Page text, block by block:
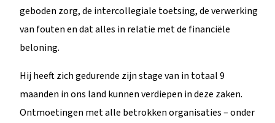
geboden zorg, de intercollegiale toetsing, de verwerking
van fouten en dat alles in relatie met de financiële
beloning.
Hij heeft zich gedurende zijn stage van in totaal 9
maanden in ons land kunnen verdiepen in deze zaken.
Ontmoetingen met alle betrokken organisaties – onder